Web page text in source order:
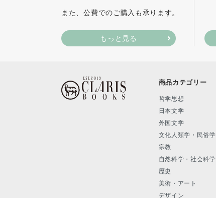
また、公費でのご購入も承ります。
もっと見る
商品カテゴリー
哲学思想
日本文学
外国文学
文化人類学・民俗学
宗教
自然科学・社会科学
歴史
美術・アート
デザイン